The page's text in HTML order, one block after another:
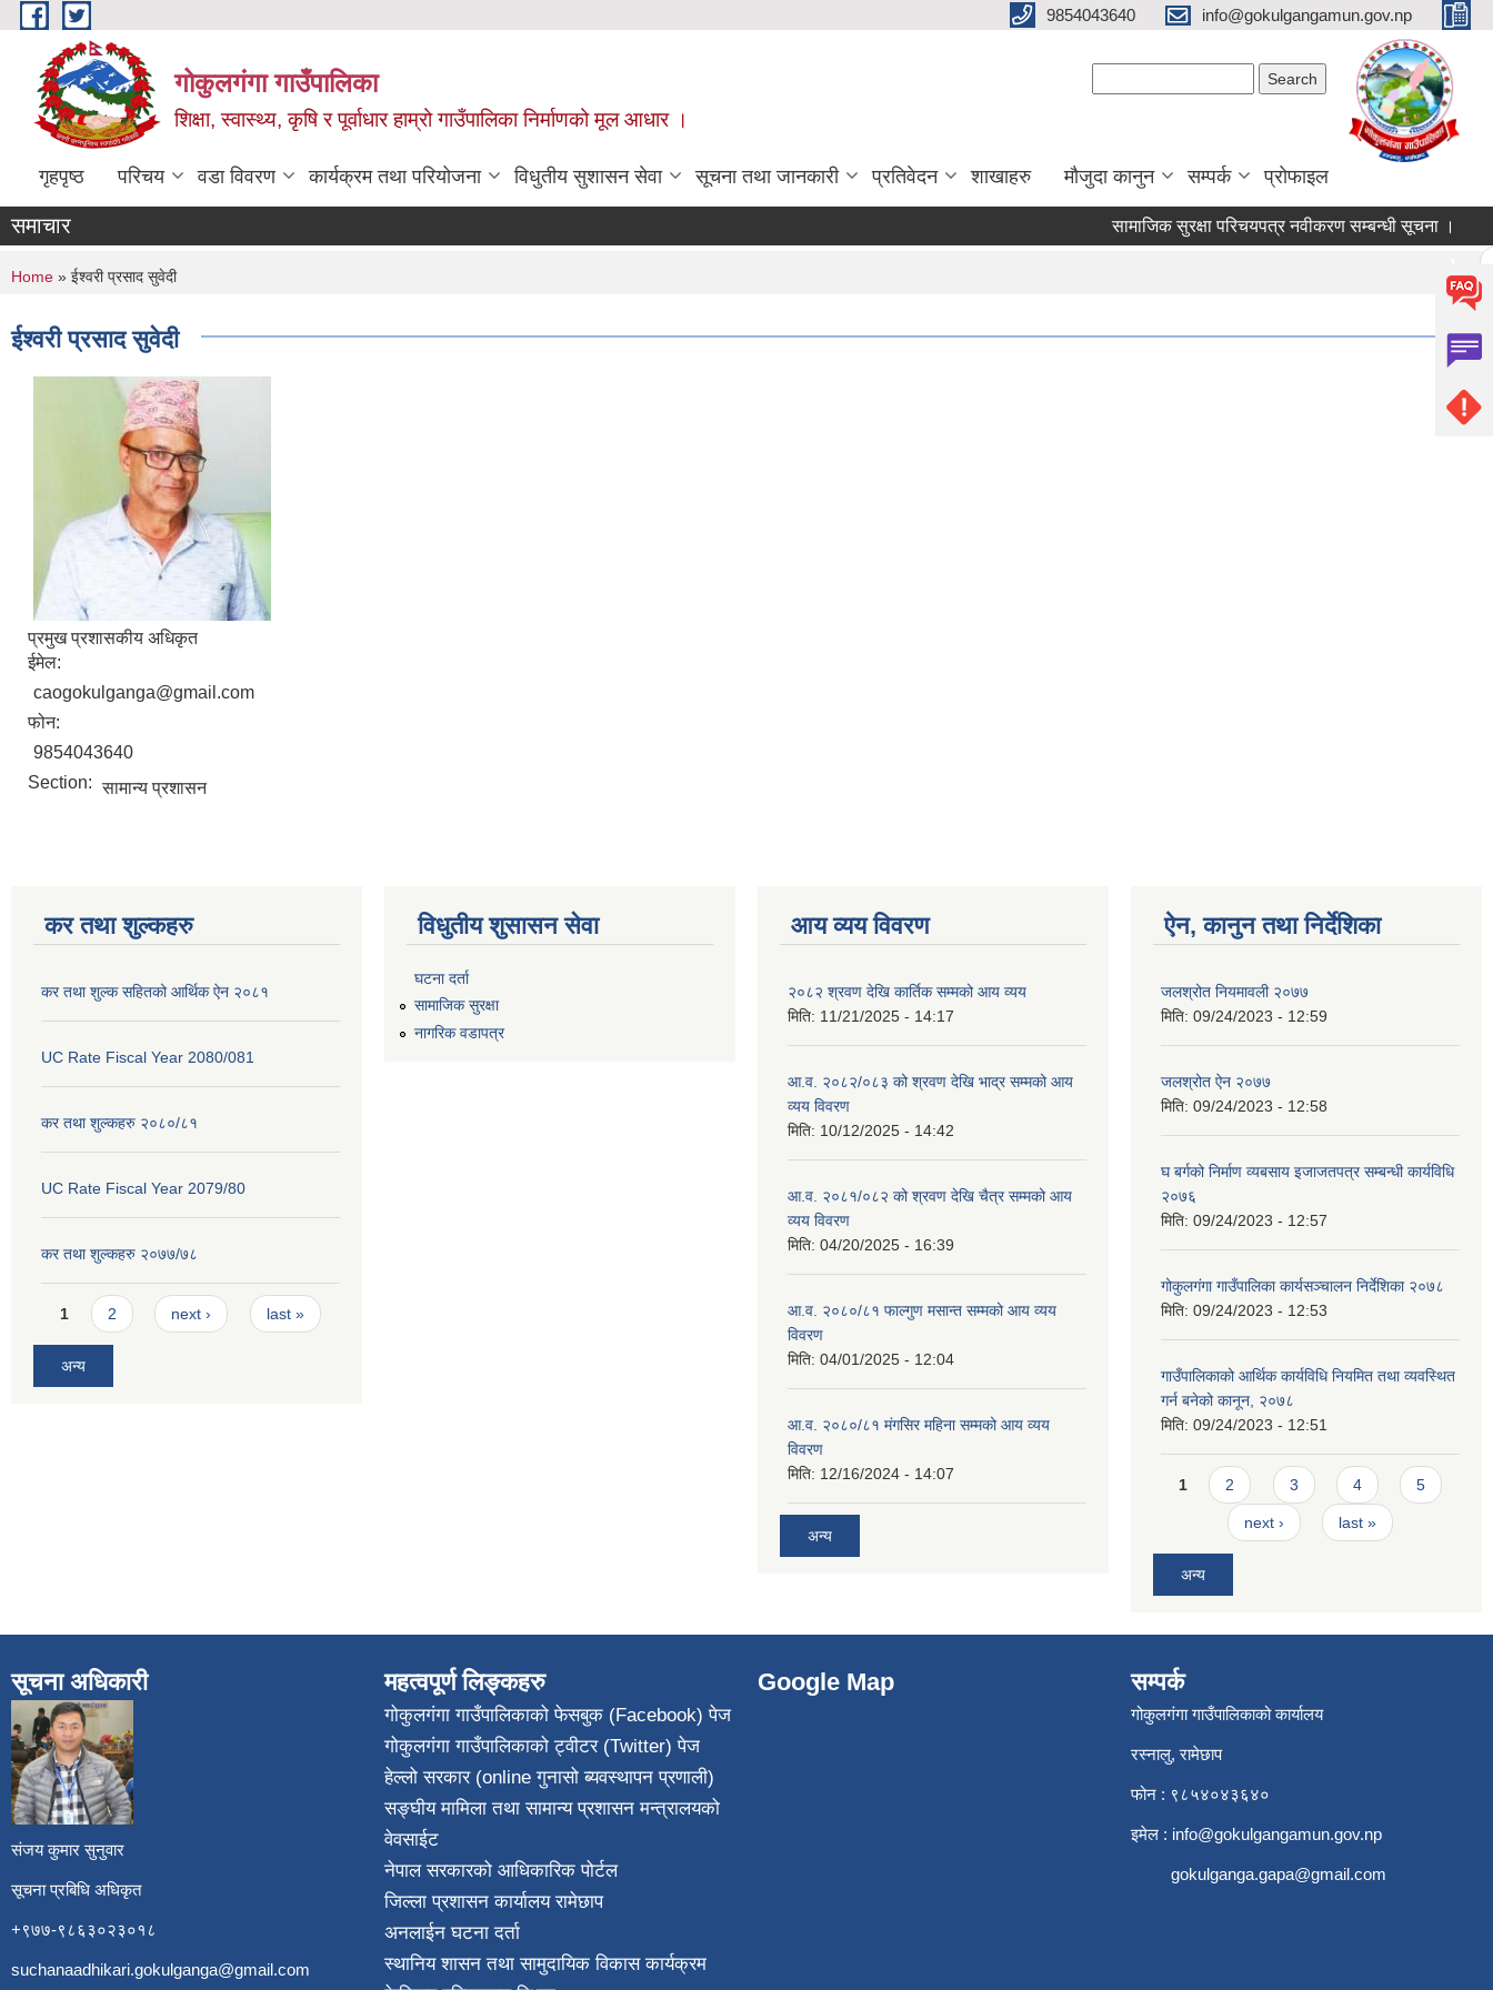
Skip to main content 9854043640 info@gokulgangamun.gov.np
गोकुलगंगा गाउँपालिका
शिक्षा, स्वास्थ्य, कृषि र पूर्वाधार हाम्रो गाउँपालिका निर्माणको मूल आधार ।
गृहपृष्ठ परिचय वडा विवरण कार्यक्रम तथा परियोजना विधुतीय सुशासन सेवा सूचना तथा जानकारी प्रतिवेदन शाखाहरु मौजुदा कानुन सम्पर्क प्रोफाइल
समाचार सामाजिक सुरक्षा परिचयपत्र नवीकरण सम्बन्धी सूचना ।
You are here
Home » ईश्वरी प्रसाद सुवेदी
ईश्वरी प्रसाद सुवेदी
प्रमुख प्रशासकीय अधिकृत
ईमेल:
caogokulganga@gmail.com
फोन:
9854043640
Section: सामान्य प्रशासन
कर तथा शुल्कहरु
कर तथा शुल्क सहितको आर्थिक ऐन २०८१
UC Rate Fiscal Year 2080/081
कर तथा शुल्कहरु २०८०/८१
UC Rate Fiscal Year 2079/80
कर तथा शुल्कहरु २०७७/७८
Pages
1 2 next › last »
अन्य
विधुतीय शुसासन सेवा
घटना दर्ता
सामाजिक सुरक्षा
नागरिक वडापत्र
आय व्यय विवरण
२०८२ श्रवण देखि कार्तिक सम्मको आय व्यय
मिति: 11/21/2025 - 14:17
आ.व. २०८२/०८३ को श्रवण देखि भाद्र सम्मको आय
व्यय विवरण
मिति: 10/12/2025 - 14:42
आ.व. २०८१/०८२ को श्रवण देखि चैत्र सम्मको आय
व्यय विवरण
मिति: 04/20/2025 - 16:39
आ.व. २०८०/८१ फाल्गुण मसान्त सम्मको आय व्यय
विवरण
मिति: 04/01/2025 - 12:04
आ.व. २०८०/८१ मंगसिर महिना सम्मको आय व्यय
विवरण
मिति: 12/16/2024 - 14:07
अन्य
ऐन, कानुन तथा निर्देशिका
जलश्रोत नियमावली २०७७
मिति: 09/24/2023 - 12:59
जलश्रोत ऐन २०७७
मिति: 09/24/2023 - 12:58
घ बर्गको निर्माण व्यबसाय इजाजतपत्र सम्बन्धी कार्यविधि
२०७६
मिति: 09/24/2023 - 12:57
गोकुलगंगा गाउँपालिका कार्यसञ्चालन निर्देशिका २०७८
मिति: 09/24/2023 - 12:53
गाउँपालिकाको आर्थिक कार्यविधि नियमित तथा व्यवस्थित
गर्न बनेको कानून, २०७८
मिति: 09/24/2023 - 12:51
Pages
1 2 3 4 5
next › last »
अन्य
सूचना अधिकारी
संजय कुमार सुनुवार
सूचना प्रबिधि अधिकृत
+९७७-९८६३०२३०१८
suchanaadhikari.gokulganga@gmail.com
महत्वपूर्ण लिङ्कहरु
गोकुलगंगा गाउँपालिकाको फेसबुक (Facebook) पेज
गोकुलगंगा गाउँपालिकाको ट्वीटर (Twitter) पेज
हेल्लो सरकार (online गुनासो ब्यवस्थापन प्रणाली)
सङ्घीय मामिला तथा सामान्य प्रशासन मन्त्रालयको
वेवसाईट
नेपाल सरकारको आधिकारिक पोर्टल
जिल्ला प्रशासन कार्यालय रामेछाप
अनलाईन घटना दर्ता
स्थानिय शासन तथा सामुदायिक विकास कार्यक्रम
Google Map सम्पर्क
गोकुलगंगा गाउँपालिकाको कार्यालय
रस्नालु, रामेछाप
फोन : ९८५४०४३६४०
इमेल : info@gokulgangamun.gov.np
gokulganga.gapa@gmail.com